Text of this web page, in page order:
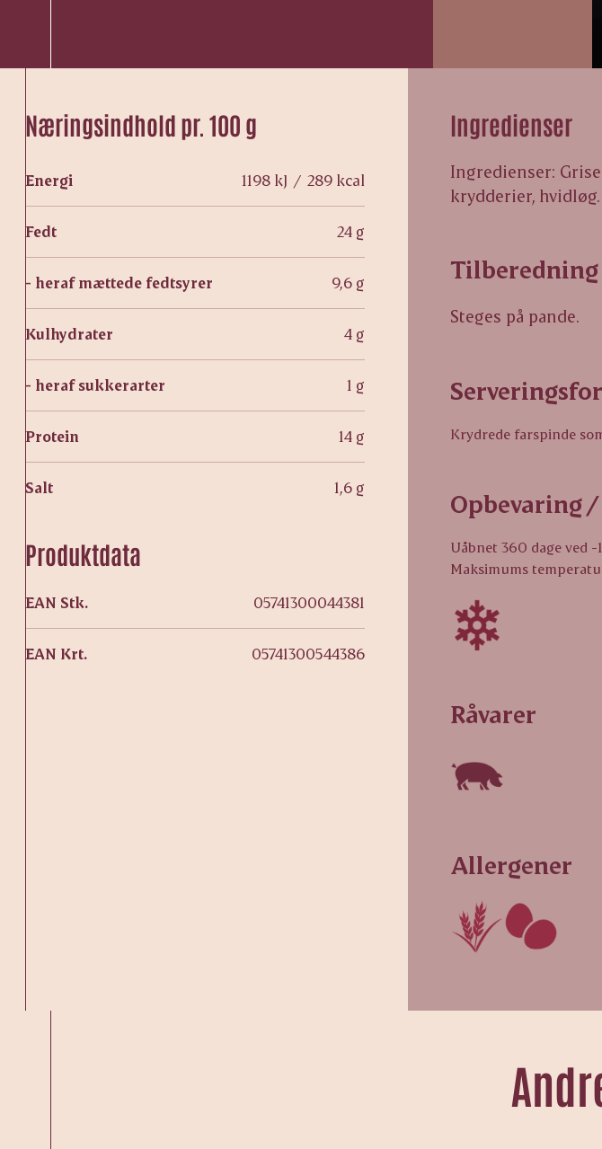
Næringsindhold pr. 100 g
Energi 1198 kJ / 289 kcal
Fedt 24 g
- heraf mættede fedtsyrer 9,6 g
Kulhydrater 4 g
- heraf sukkerarter 1 g
Protein 14 g
Salt 1,6 g
Produktdata
EAN Stk. 05741300044381
EAN Krt. 05741300544386
Ingredienser
Ingredienser:
krydderier,
Tilberedning
Steges på pande.
Krydrede farspinde
Opbevaring
Uåbnet 360 dage ved -
Maksimums
Råvarer
Allergener